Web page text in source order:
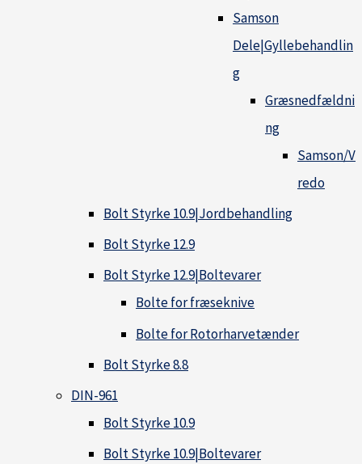
Samson
Dele|Gyllebehandlin
g
Græsnedfældni
ng
Samson/V
redo
Bolt Styrke 10.9|Jordbehandling
Bolt Styrke 12.9
Bolt Styrke 12.9|Boltevarer
Bolte for fræseknive
Bolte for Rotorharvetænder
Bolt Styrke 8.8
DIN-961
Bolt Styrke 10.9
Bolt Styrke 10.9|Boltevarer